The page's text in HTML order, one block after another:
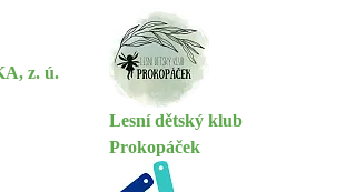
z. ú.
Lesní dětský klub
Prokopáček